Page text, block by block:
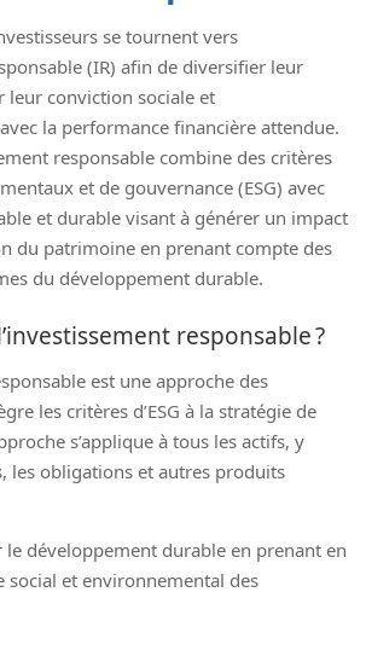
se tournent vers
(IR) afin de diversifier leur
leur conviction sociale et
la performance financière attendue.
responsable combine des critères
et de gouvernance (ESG) avec
et durable visant à générer un impact
du patrimoine en prenant compte des
du développement durable.
responsable ?
est une approche des
les critères d’ESG à la stratégie de
s’applique à tous les actifs, y
les obligations et autres produits
le développement durable en prenant en
social et environnemental des